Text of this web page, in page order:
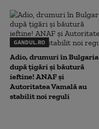
GANDUL.RO
Adio, drumuri în Bulgaria
după țigări și băutură
ieftine! ANAF și
Autoritatea Vamală au
stabilit noi reguli